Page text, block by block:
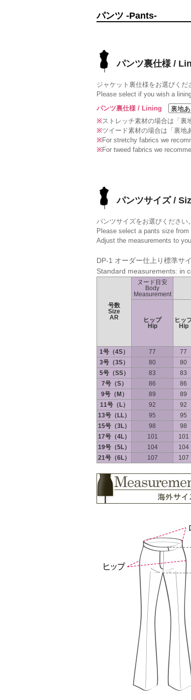
パンツ -Pants-
パンツ裏仕様 /
ジャケット裏仕様をお選びくだ
Please select if you wish a
パンツ裏仕様 / Lining
※ストレッチ素材の場合は「裏
※ツイード素材の場合は「裏地
※For stretchy fabrics we
※For tweed fabrics we
パンツサイズ /
パンツサイズをお選びください
Please select a pants size
Adjust the measurements to
DP-1 オーダー仕上り標準サ
Standard measurements: in
号数
Size
AR
ヌード目安
Body
Measurement
ヒップ
Hip
ヒッ
Hip
1号（4S） 77 77
3号（3S）
80 80
5号（SS）
83 83
7号（S）
86 86
9号（M）
89 89
11号（L）
92 92
13号（LL）
95 95
15号（3L）
98 98
17号（4L）
101 101
19号（5L）
104 104
21号（6L）
107 107